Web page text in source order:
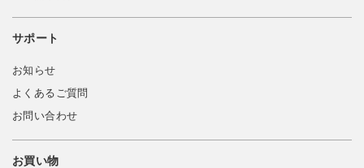
サポート
お知らせ
よくあるご質問
お問い合わせ
お買い物